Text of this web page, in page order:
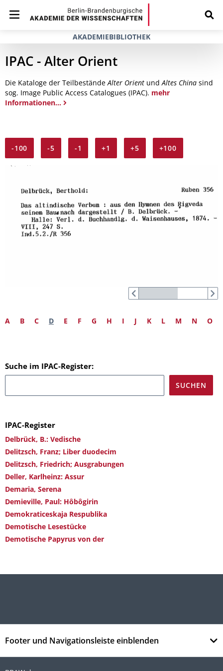
AKADEMIEBIBLIOTHEK
IPAC - Alter Orient
Die Kataloge der TeilbeständeAlter Orient undAltes China sind
sog. Image Public Access Catalogues (IPAC). mehr
Informationen...
-100 -5 -1 +1 +5 +100
A B C D E F G H I J K L M N O
Suche im IPAC-Register:
IPAC-Register
Delbrück, B.: Vedische
Delitzsch, Franz; Liber duodecim
Delitzsch, Friedrich; Ausgrabungen
Deller, Karlheinz: Assur
Demaria, Serena
Demieville, Paul: Hôbôgirin
Demokraticeskaja Respublika
Demotische Lesestücke
Demotische Papyrus von der
Footer und Navigationsleiste einblenden